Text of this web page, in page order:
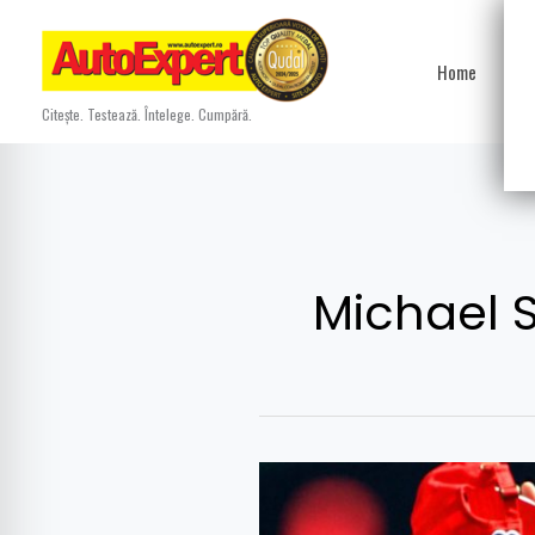
content
Citește. Testează. Întelege. Cumpără.
Home
Michael
Michael
Schumacher